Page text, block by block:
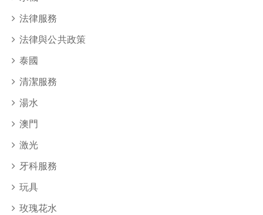
法律服務
法律與公共政策
泰國
清潔服務
湯水
澳門
激光
牙科服務
玩具
玫瑰花水